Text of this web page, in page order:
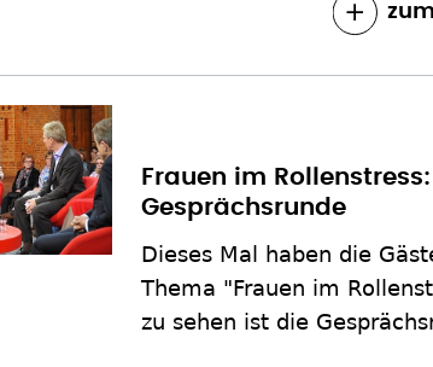
Frauen im
Gesprächsrunde
Dieses Mal haben die
Thema "Frauen im
zu sehen ist die